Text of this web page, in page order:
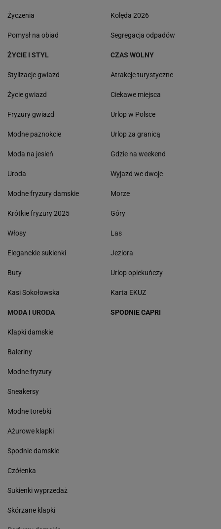
Życzenia
Pomysł na obiad
Kolęda 2026
Segregacja odpadów
ŻYCIE I STYL
Stylizacje gwiazd
Życie gwiazd
Fryzury gwiazd
Modne paznokcie
Moda na jesień
Uroda
Modne fryzury damskie
Krótkie fryzury 2025
Włosy
Eleganckie sukienki
Buty
Kasi Sokołowska
CZAS WOLNY
Atrakcje turystyczne
Ciekawe miejsca
Urlop w Polsce
Urlop za granicą
Gdzie na weekend
Wyjazd we dwoje
Morze
Góry
Las
Jeziora
Urlop opiekuńczy
Karta EKUZ
MODA I URODA
Klapki damskie
Baleriny
Modne fryzury
Sneakersy
Modne torebki
Ażurowe klapki
Spodnie damskie
Czółenka
Sukienki wyprzedaż
Skórzane klapki
SPODNIE CAPRI